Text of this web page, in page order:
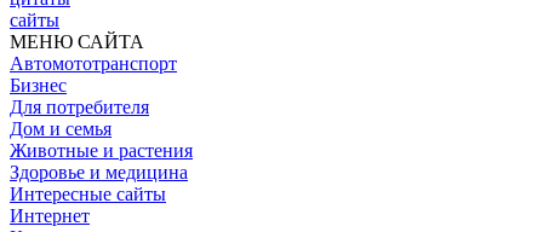
сайты
МЕНЮ САЙТА
Автомототранспорт
Бизнес
Для потребителя
Дом и семья
Животные и растения
Здоровье и медицина
Интересные сайты
Интернет